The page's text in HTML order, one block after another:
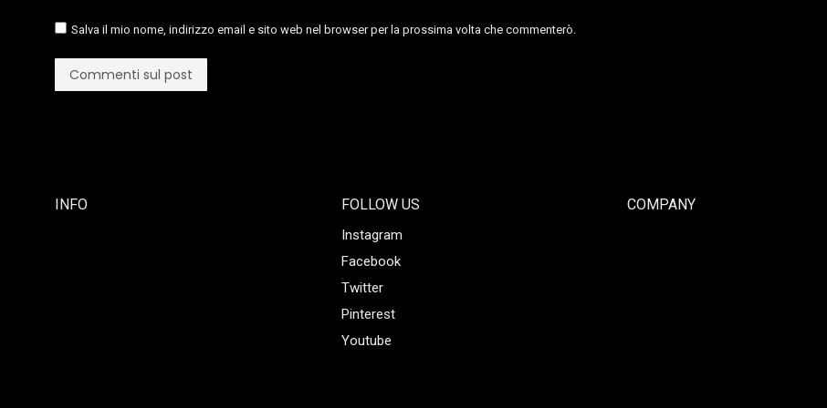
Salva il mio nome, indirizzo email e sito web nel browser per la prossima volta che commenterò.
Commenti sul post
INFO FOLLOW US
Instagram
Facebook
Twitter
Pinterest
Youtube
COMPANY